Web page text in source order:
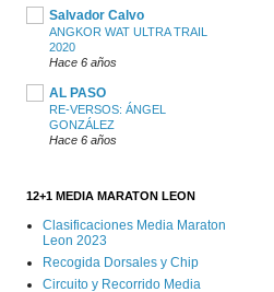
Salvador Calvo
ANGKOR WAT ULTRA TRAIL
2020
Hace 6 años
AL PASO
RE-VERSOS: ÁNGEL
GONZÁLEZ
Hace 6 años
12+1 MEDIA MARATON LEON
Clasificaciones Media Maraton
Leon 2023
Recogida Dorsales y Chip
Circuito y Recorrido Media